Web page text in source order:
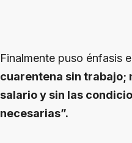
Finalmente puso énfasis
cuarentena sin trabajo;
salario y sin las
necesarias”.